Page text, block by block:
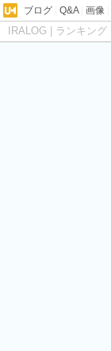
ブログ Q&A| 画像
IRALOG ランキング